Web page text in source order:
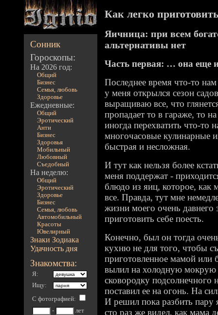
Сонник
Гороскопы:
На 2026 год:
Общий
Бизнес
Семья, любовь
Здоровье
Ежедневные:
Общий
Эротический
Анти
Бизнес
Здоровья
Мобильный
Любовный
Съедобный
На неделю:
Общий
Эротический
Здоровье
Бизнес
Семья, любовь
Автомобильный
Красоты
Ювелирный
Знаки Зодиака
Удачность дня
Знакомства:
Я:
Ищу:
С фотографией:
-
лет
Как легко
Яичница: при всем
альтернативы нет
Часть первая: … она еще
Последнее время что-то
у меня открылся сезон
выращиваю все, что
пропадает то в гараже, то
иногда перехватить что-то
многочасовые кулинарные
быстрая и несложная.
И тут как нельзя более
меня поддержат -
блюдо из яиц, которое, как
все. Правда, тут мне
жизни моего очень
приготовить себе поесть.
Конечно, был он тогда
кухню не для того, чтобы
приготовленное мамой
вылил на холодную
сковородку подсолнечного
поставил ее на огонь. На
И решил пока разбить пару
сто раз же видел, как мама